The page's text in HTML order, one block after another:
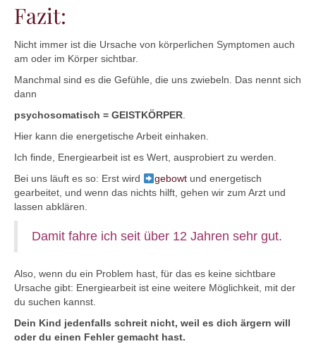
Fazit:
Nicht immer ist die Ursache von körperlichen Symptomen auch
am oder im Körper sichtbar.
Manchmal sind es die Gefühle, die uns zwiebeln. Das nennt sich
dann
psychosomatisch = GEISTKÖRPER
Hier kann die energetische Arbeit einhaken.
Ich finde, Energiearbeit ist es Wert, ausprobiert zu werden.
Bei uns läuft es so: Erst wird
gebowtund energetisch
gearbeitet, und wenn das nichts hilft, gehen wir zum Arzt und
lassen abklären.
Damit fahre ich seit über 12 Jahren sehr gut.
Also, wenn du ein Problem hast, für das es keine sichtbare
Ursache gibt: Energiearbeit ist eine weitere Möglichkeit, mit der
du suchen kannst.
Dein Kind jedenfalls schreit nicht, weil es dich ärgern will
oder du einen Fehler gemacht hast.